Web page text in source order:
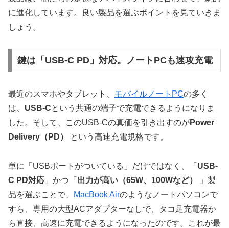
に進化しています。良い製品を選ぶポイントを見ていきま
しょう。
鍵は「USB-C PD」対応。ノートPCも速攻充電
最近のスマホやタブレット、 モバイルノートPCの多く
は、 USB-Cという共通の端子で充電できるようになりま
した。そして、このUSB-Cの真価を引き出すのがPower
Delivery（PD）
という高速充電規格です。
単に「USBポートがついている」だけではなく、「 USB-
C PD対応 」かつ「 出力が高い（65W、100Wなど）
」製
品を選ぶことで、
MacBook Airのようなノートパソコンで
すら、専用の大型ACアダプターなしで、タコ足充電器か
ら直接、高速に充電できるようになったのです。これが最